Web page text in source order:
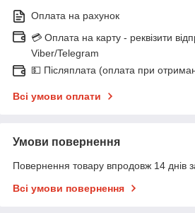
Оплата на рахунок
💳 Оплата на карту - реквізити
Viber/Telegram
💵 Післяплата (оплата при
Всі умови оплати
Умови повернення
Повернення товару впродовж 14 днів
Всі умови повернення